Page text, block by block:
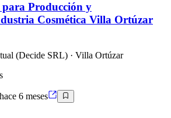
para Producción y
Cosmética Villa Ortúzar
(Decide SRL) · Villa Ortúzar
hace 6 meses